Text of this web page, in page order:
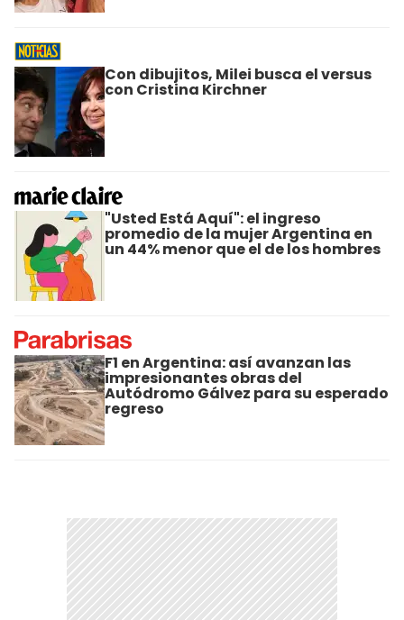
Con dibujitos, Milei busca el versus
con Cristina Kirchner
"Usted Está Aquí": el ingreso
promedio de la mujer Argentina en
un 44% menor que el de los hombres
F1 en Argentina: así avanzan las
impresionantes obras del
Autódromo Gálvez para su esperado
regreso